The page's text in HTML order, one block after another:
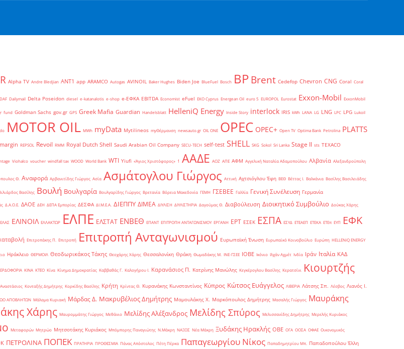
Alpha TV Andre Bledjian ANT1 app ARAMCO Autogas AVINOIL Baker Hughes Biden Joe BlueFuel Bosch BPBrent Cedefop Chevron CNG Coral Coral
DAF Dailymail Delta Poseidon diesel e-katanalotis e-shop e-ΕΦΚΑ EBITDA Economist eFuel EKO Cyprus Energean Oil euro 5 EUROPOL Eurostat Exxon-Mobil ExxonMobil
fund Goldman Sachs gov.gr GPS Greek Mafia Guardian Handelsblatt HelleniQ Energy Inside Story interlock IRIS kWh LANA LG LNG LPC LPG Lukoil
MOTOR OIL MWh myData Mytilineos myΘέρμανση newsauto.gr OIL ONE OPEC OPEC+ Open TV Optima Bank Petrolina PLATTS
REPSOL Revoil RMM Royal Dutch Shell Saudi Arabian Oil Company SECU-TECH self-test SHELL SKG Sokol Sri Lanka Stage II sts TEXACO
Viohalco voucher windfall tax WOOD World Bank WTI Yiufi «Άγιος Χριστόφορος» ΄1 ΑΑΔΕ ΑΟΖ ΑΠΕ ΑΦΜ Αγγελική Ναταλία Αδαμοπούλου Αλβανία Αλεξανδρούπολη
Θ. Αναφορά Αρβανιτίδης Γιώργος Ασία Ασμάτογλου Γιώργος Αττική Αχτσιόγλου Έφη ΒΕΘ Βέττας Ι. Βαλκάνια Βασίλης Βασιλειάδης
Βασίλης Βουλή Βουλγαρία Βουλγαρίδης Γιώργος Βρετανία Βόρεια Μακεδονία ΓΕΜΗ ΓΣΕΒΕΕ Γαλλία Γενική Συνέλευση Γερμανία
Δ.Α.Ο.Ε. ΔΑΟΕ ΔΕΗ ΔΕΠΑ Εμπορίας ΔΕΣΦΑ ΔΙ.Μ.Ε.Α. ΔΙΕΠΠΥ ΔΙΜΕΑ ΔΙΥΛΙΣΗ ΔΙΥΛΙΣΤΗΡΙΑ Δαγούμας Θ. Διαβούλευση Διοικητικό Συμβούλιο Δούκας Χάρης
ΕΛΑΣ ΕΛΙΝΟΙΛ ΕΛΛΑΚΤΩΡ ΕΛΠΕ ΕΛΣΤΑΤ ΕΝΒΕΘ ΕΠΑΝΤ ΕΠΙΤΡΟΠΗ ΑΝΤΑΓΩΝΙΣΜΟΥ ΕΡΓΑΝΗ ΕΡΤ ΕΣΕΚ ΕΣΠΑ ΕΣΥΔ ΕΤΕΑΕΠ ΕΤΕΚΑ ΕΤΕπ ΕΥΠ ΕΦΚ
Επιτροπάκης Π. Επιτροπή Επιτροπή Ανταγωνισμού Ευρωπαϊκή Ένωση Ευρωπαϊκό Κοινοβούλιο Ευρώπη ΗELLENiQ ENERGY
Ηράκλειο ΘΕΡΜΟΙΛ Θεοδωρικάκος Τάκης Θεοχάρης Χάρης Θεσσαλονίκη Θράκη Θωμαδάκης Μ. ΙΝΕ-ΓΣΕΕ ΙΟΒΕ Ικόνιο Ιλχάν Αχμέτ Ινδία Ιράν Ιταλία ΚΑΔ
ΚΙΝΑ ΚΤΕΟ Κίνα Κίνημα Δημοκρατίας Καββαθάς Γ. Καλογήρου Ι. Καρανάσιος Π. Κατρίνης Μανώλης Κεγκέρογλου Βασίλης Κερατσίνι
Κιουρτζής
Κονταξής Δημήτρης Κορκίδης Βασίλης Κρήτη Κρίντας Θ. Κυρανάκης Κωνσταντίνος Κύπρος Κώτσος Ευάγγελος ΛΙΒΕΡΙΑ Λάτσης Σπ. Λέσβος Λιανός Ι.
ΑΠΟΒΛΗΤΩΝ Μάλαμα Κυριακή Μάρδας Δ. Μακρυβέλιος Δημήτρης Μαμουλάκης Χ. Μαρκόπουλος Δημήτρης Μασαλής Γιώργος Μαυράκης
Χάρης Μαυρομμάτης Γιώργος Μεθάνιο Μελίδης Αλέξανδρος Μελίδης Σπύρος Μελισσανίδης Δημήτρης Μερελής Κυριάκος
Μεταφορών Μητρώο Μητσοτάκης Κυριάκος Μπόμπορης Παναγιώτης Ν.Μάκρη ΝΑΞΟΣ Νέα Μάκρη Ξυδάκης Ηρακλής ΟΒΕ ΟΓΑ ΟΟΣΑ ΟΦΑΕ Οικονομικός
ΠΕΤΡΟΛΙΝΑ ΠΟΠΕΚ ΠΡΑΤΗΡΙΑ ΠΡΟΘΕΣΜΙΑ Πάνας Απόστολος Πέτη Πέρκα Παπαγεωργίου Νίκος Παπαδημητρίου Μπ. Παπαδοπούλου Έλλη